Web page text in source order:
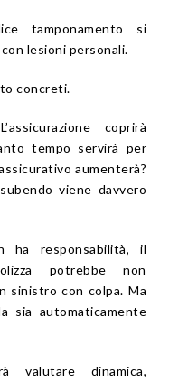
tamponamento si
lesioni personali.
concreti.
coprirà
tempo servirà per
aumenterà?
viene davvero
ha responsabilità, il
potrebbe non
sinistro con colpa. Ma
sia automaticamente
valutare dinamica,